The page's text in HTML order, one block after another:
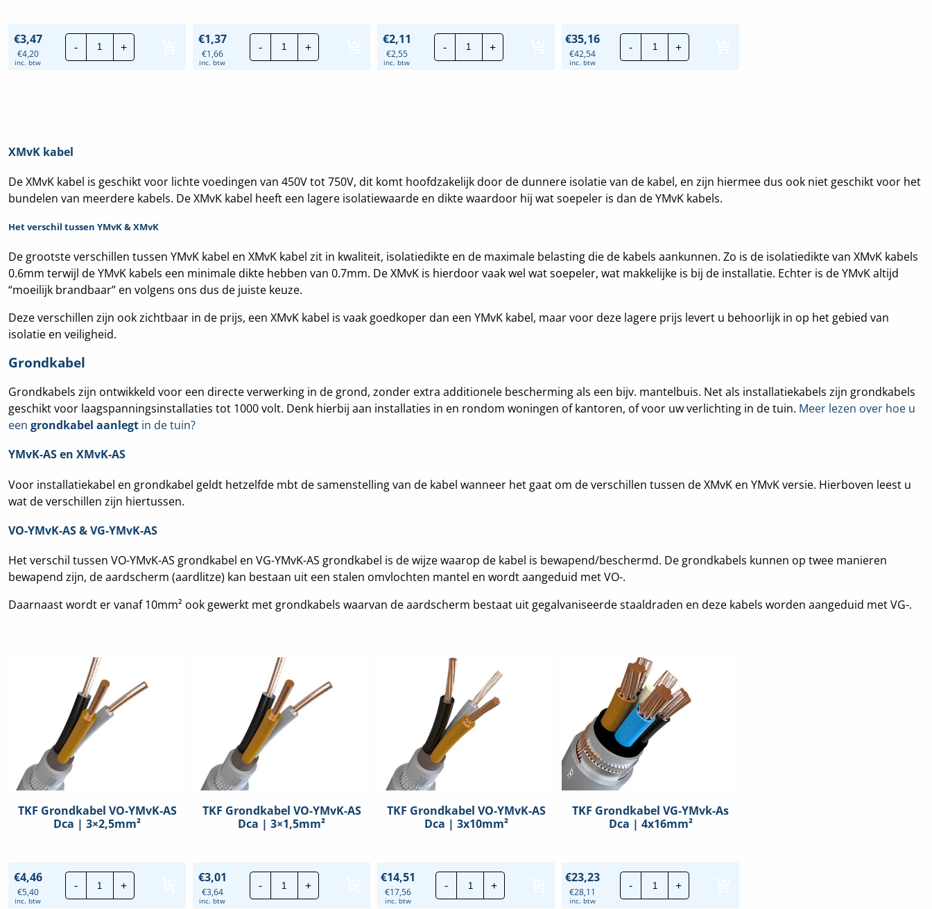
€3,47
€4,20
inc. btw
-
TKF
Installatiekabel
YMvK
+
€1,37
€1,66
inc. btw
-
TKF
Installatiekabel
YMvK
+
€2,11
€2,55
inc. btw
-
TKF
Installatiekabel
YMvK
+
€35,16
€42,54
inc. btw
-
TKF
Instalflex
YMvK-
+
XMvK kabel
De XMvK kabel is geschikt voor lichte voedingen van 450V tot 750V, dit komt hoofdzakelijk door de dunnere isolatie van de kabel, en zijn hiermee dus ook niet geschikt voor het
bundelen van meerdere kabels. De XMvK kabel heeft een lagere isolatiewaarde en dikte waardoor hij wat soepeler is dan de YMvK kabels.
Het verschil tussen YMvK & XMvK
De grootste verschillen tussen YMvK kabel en XMvK kabel zit in kwaliteit, isolatiedikte en de maximale belasting die de kabels aankunnen. Zo is de isolatiedikte van XMvK kabels
0.6mm terwijl de YMvK kabels een minimale dikte hebben van 0.7mm. De XMvK is hierdoor vaak wel wat soepeler, wat makkelijke is bij de installatie. Echter is de YMvK altijd
“moeilijk brandbaar” en volgens ons dus de juiste keuze.
Deze verschillen zijn ook zichtbaar in de prijs, een XMvK kabel is vaak goedkoper dan een YMvK kabel, maar voor deze lagere prijs levert u behoorlijk in op het gebied van
isolatie en veiligheid.
Grondkabel
Grondkabels zijn ontwikkeld voor een directe verwerking in de grond, zonder extra additionele bescherming als een bijv. mantelbuis. Net als installatiekabels zijn grondkabels
geschikt voor laagspanningsinstallaties tot 1000 volt. Denk hierbij aan installaties in en rondom woningen of kantoren, of voor uw verlichting in de tuin. Meer lezen over hoe u
een grondkabel aanlegt in de tuin?
YMvK-AS en XMvK-AS
Voor installatiekabel en grondkabel geldt hetzelfde mbt de samenstelling van de kabel wanneer het gaat om de verschillen tussen de XMvK en YMvK versie. Hierboven leest u
wat de verschillen zijn hiertussen.
VO-YMvK-AS & VG-YMvK-AS
Het verschil tussen VO-YMvK-AS grondkabel en VG-YMvK-AS grondkabel is de wijze waarop de kabel is bewapend/beschermd. De grondkabels kunnen op twee manieren
bewapend zijn, de aardscherm (aardlitze) kan bestaan uit een stalen omvlochten mantel en wordt aangeduid met VO-.
Daarnaast wordt er vanaf 10mm² ook gewerkt met grondkabels waarvan de aardscherm bestaat uit gegalvaniseerde staaldraden en deze kabels worden aangeduid met VG-.
TKF Grondkabel VO-YMvK-AS
Dca | 3×2,5mm²
€4,46
€5,40
inc. btw
-
TKF
Grondkabel
VO-
+
TKF Grondkabel VO-YMvK-AS
Dca | 3×1,5mm²
€3,01
€3,64
inc. btw
-
TKF
Grondkabel
VO-
+
TKF Grondkabel VO-YMvK-AS
Dca | 3x10mm²
€14,51
€17,56
inc. btw
-
TKF
Grondkabel
VO-
+
TKF Grondkabel VG-YMvk-As
Dca | 4x16mm²
€23,23
€28,11
inc. btw
-
TKF
Grondkabel
VG-
+